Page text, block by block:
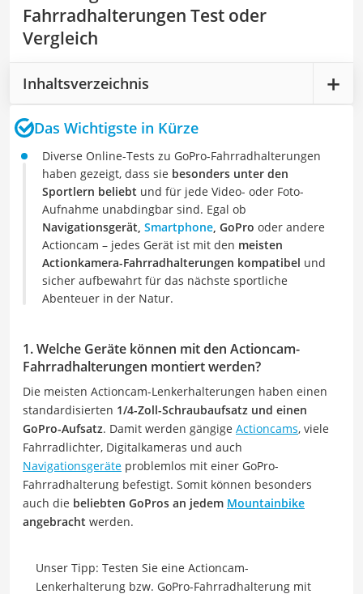
Fahrradhalterungen Test oder
Vergleich
Inhaltsverzeichnis
Das Wichtigste in Kürze
Diverse Online-Tests zu GoPro-Fahrradhalterungen
haben gezeigt, dass sie besonders unter den
Sportlern beliebt und für jede Video- oder Foto-
Aufnahme unabdingbar sind. Egal ob
Navigationsgerät, Smartphone, GoPro oder andere
Actioncam – jedes Gerät ist mit den meisten
Actionkamera-Fahrradhalterungen kompatibel und
sicher aufbewahrt für das nächste sportliche
Abenteuer in der Natur.
1. Welche Geräte können mit den Actioncam-
Fahrradhalterungen montiert werden?
Die meisten Actioncam-Lenkerhalterungen haben einen
standardisierten 1/4-Zoll-Schraubaufsatz und einen
GoPro-Aufsatz. Damit werden gängige Actioncams, viele
Fahrradlichter, Digitalkameras und auch
Navigationsgeräte problemlos mit einer GoPro-
Fahrradhalterung befestigt. Somit können besonders
auch die beliebten GoPros an jedem Mountainbike
angebracht werden.
Unser Tipp: Testen Sie eine Actioncam-
Lenkerhalterung bzw. GoPro-Fahrradhalterung mit